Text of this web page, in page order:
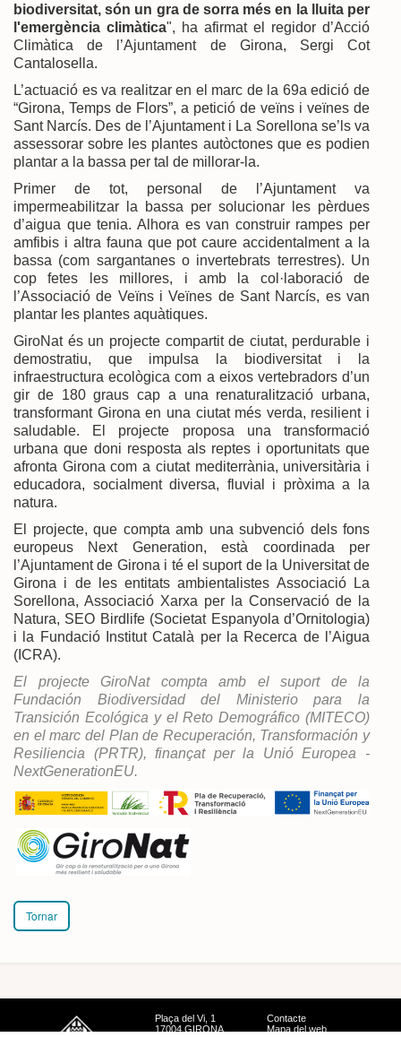
biodiversitat, són un gra de sorra més en la lluita per
l'emergència climàtica", ha afirmat el regidor d’Acció
Climàtica de l’Ajuntament de Girona, Sergi Cot
Cantalosella.
L’actuació es va realitzar en el marc de la 69a edició de
“Girona, Temps de Flors”, a petició de veïns i veïnes de
Sant Narcís. Des de l’Ajuntament i La Sorellona se’ls va
assessorar sobre les plantes autòctones que es podien
plantar a la bassa per tal de millorar-la.
Primer de tot, personal de l’Ajuntament va
impermeabilitzar la bassa per solucionar les pèrdues
d’aigua que tenia. Alhora es van construir rampes per
amfibis i altra fauna que pot caure accidentalment a la
bassa (com sargantanes o invertebrats terrestres). Un
cop fetes les millores, i amb la col·laboració de
l’Associació de Veïns i Veïnes de Sant Narcís, es van
plantar les plantes aquàtiques.
GiroNat és un projecte compartit de ciutat, perdurable i
demostratiu, que impulsa la biodiversitat i la
infraestructura ecològica com a eixos vertebradors d’un
gir de 180 graus cap a una renaturalització urbana,
transformant Girona en una ciutat més verda, resilient i
saludable. El projecte proposa una transformació
urbana que doni resposta als reptes i oportunitats que
afronta Girona com a ciutat mediterrània, universitària i
educadora, socialment diversa, fluvial i pròxima a la
natura.
El projecte, que compta amb una subvenció dels fons
europeus Next Generation, està coordinada per
l’Ajuntament de Girona i té el suport de la Universitat de
Girona i de les entitats ambientalistes Associació La
Sorellona, Associació Xarxa per la Conservació de la
Natura, SEO Birdlife (Societat Espanyola d’Ornitologia)
i la Fundació Institut Català per la Recerca de l’Aigua
(ICRA).
El projecte GiroNat compta amb el suport de la
Fundación Biodiversidad del Ministerio para la
Transición Ecológica y el Reto Demográfico (MITECO)
en el marc del Plan de Recuperación, Transformación y
Resiliencia (PRTR), finançat per la Unió Europea -
NextGenerationEU.
Tornar
Plaça del Vi, 1
17004 GIRONA
Contacte
Mapa del web